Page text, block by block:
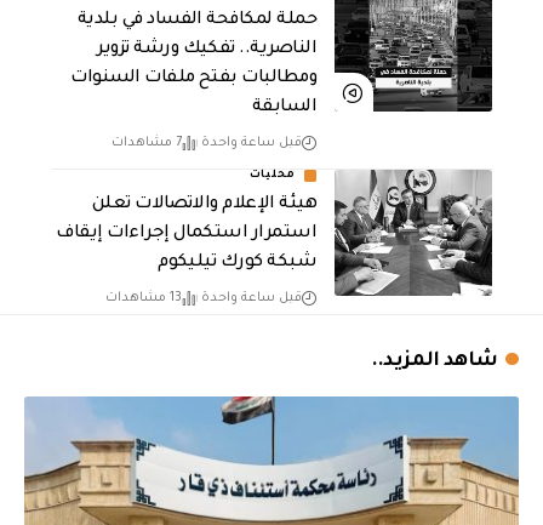
حملة لمكافحة الفساد في بلدية
الناصرية.. تفكيك ورشة تزوير
ومطالبات بفتح ملفات السنوات
السابقة
قبل ساعة واحدة 7 مشاهدات
محليات
هيئة الإعلام والاتصالات تعلن
استمرار استكمال إجراءات إيقاف
شبكة كورك تيليكوم
قبل ساعة واحدة 13 مشاهدات
شاهد المزيد..